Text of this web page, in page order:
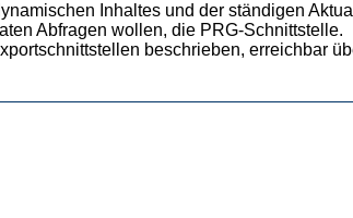
Inhaltes und der ständigen
Abfragen wollen, die PRG-Schnittstelle.
beschrieben, erreichbar